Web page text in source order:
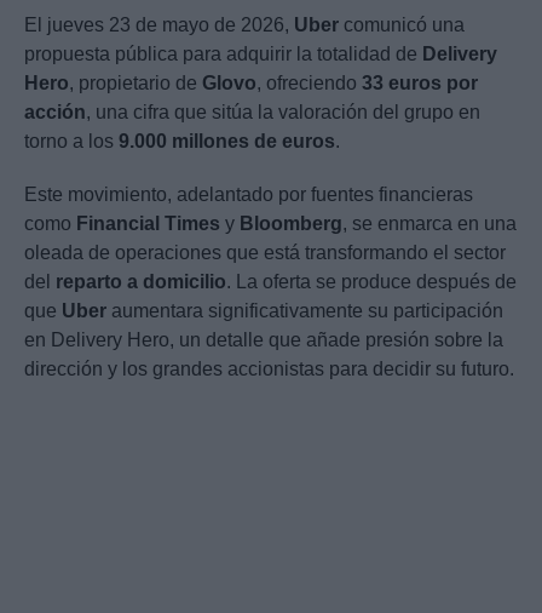
El jueves 23 de mayo de 2026, Uber comunicó una
propuesta pública para adquirir la totalidad de Delivery
Hero, propietario de Glovo, ofreciendo 33 euros por
acción, una cifra que sitúa la valoración del grupo en
torno a los 9.000 millones de euros.
Este movimiento, adelantado por fuentes financieras
como Financial Times y Bloomberg, se enmarca en una
oleada de operaciones que está transformando el sector
del reparto a domicilio. La oferta se produce después de
que Uber aumentara significativamente su participación
en Delivery Hero, un detalle que añade presión sobre la
dirección y los grandes accionistas para decidir su futuro.